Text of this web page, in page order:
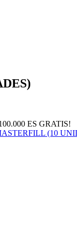
ES GRATIS!
(10